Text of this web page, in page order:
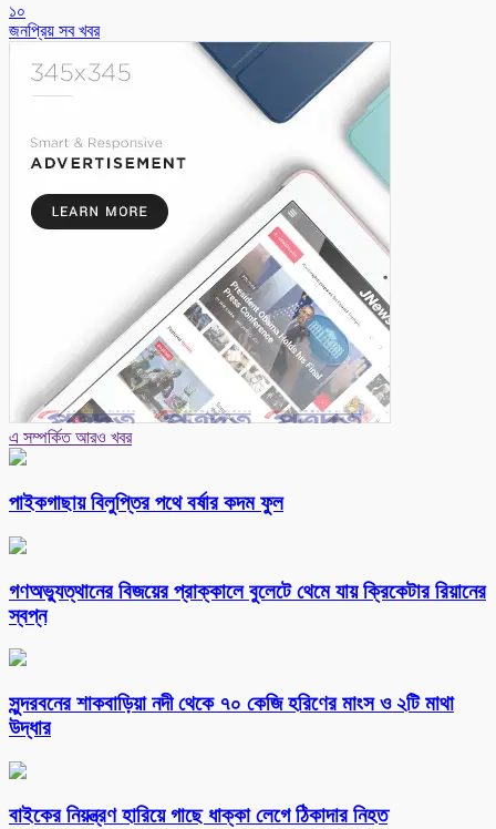
১০
জনপ্রিয় সব খবর
এ সম্পর্কিত আরও খবর
পাইকগাছায় বিলুপ্তির পথে বর্ষার কদম ফুল
গণঅভ্যুত্থানের বিজয়ের প্রাক্কালে বুলেটে থেমে যায় ক্রিকেটার রিয়ানের
স্বপ্ন
সুন্দরবনের শাকবাড়িয়া নদী থেকে ৭০ কেজি হরিণের মাংস ও ২টি মাথা
উদ্ধার
বাইকের নিয়ন্ত্রণ হারিয়ে গাছে ধাক্কা লেগে ঠিকাদার নিহত